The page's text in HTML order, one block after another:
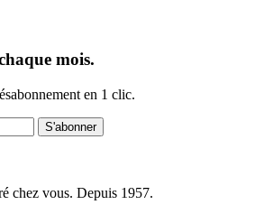
mois.
en 1 clic.
S'abonner
chez vous. Depuis 1957.